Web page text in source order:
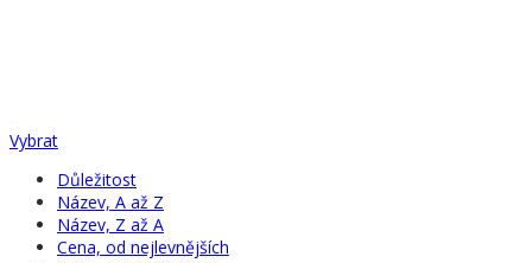
Vybrat
Důležitost
Název, A až Z
Název, Z až A
Cena, od nejlevnějších